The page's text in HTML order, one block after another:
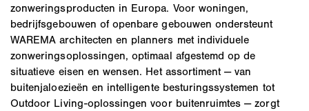
zonweringsproducten in Europa. Voor woningen,
bedrijfsgebouwen of openbare gebouwen ondersteunt
WAREMA architecten en planners met individuele
zonweringsoplossingen, optimaal afgestemd op de
situatieve eisen en wensen. Het assortiment — van
buitenjaloezieën en intelligente besturingssystemen tot
Outdoor Living-oplossingen voor buitenruimtes — zorgt